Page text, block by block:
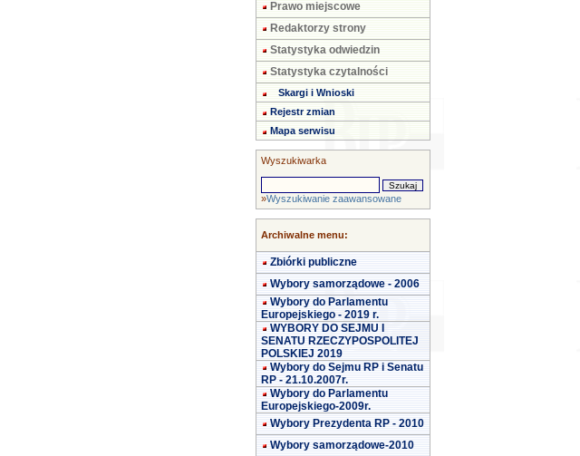
Prawo miejscowe
Redaktorzy strony
Statystyka odwiedzin
Statystyka czytalności
Skargi i Wnioski
Rejestr zmian
Mapa serwisu
Wyszukiwarka
»Wyszukiwanie zaawansowane
Archiwalne menu:
Zbiórki publiczne
Wybory samorządowe - 2006
Wybory do Parlamentu
Europejskiego - 2019 r.
WYBORY DO SEJMU I
SENATU RZECZYPOSPOLITEJ
POLSKIEJ 2019
Wybory do Sejmu RP i Senatu
RP - 21.10.2007r.
Wybory do Parlamentu
Europejskiego-2009r.
Wybory Prezydenta RP - 2010
Wybory samorządowe-2010